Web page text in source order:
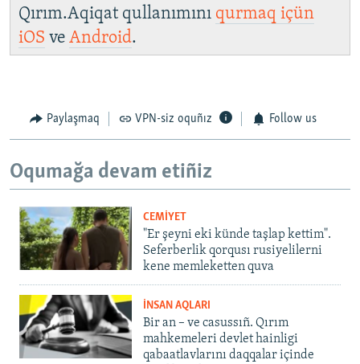
Qırım.Aqiqat qullanımını qurmaq içün
iOS ve Android.
Paylaşmaq VPN-siz oquñız Follow us
Oqumağa devam etiñiz
CEMİYET
"Er şeyni eki künde taşlap kettim".
Seferberlik qorqusı rusiyelilerni
kene memleketten quva
İNSAN AQLARI
Bir an – ve casussıñ. Qırım
mahkemeleri devlet hainligi
qabaatlavlarını daqqalar içinde